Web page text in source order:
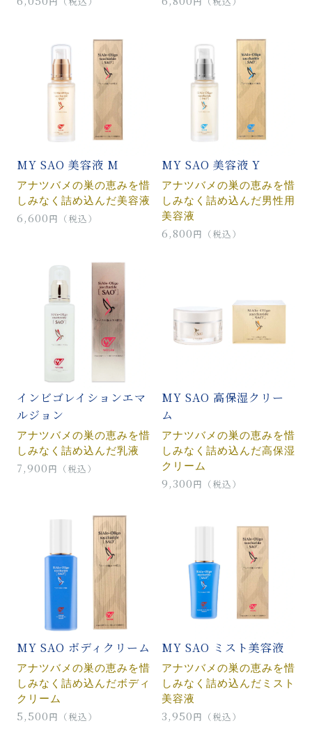
MY SAO 美容液 M
アナツバメの巣の恵みを惜
しみなく詰め込んだ美容液
6,600円（税込）
MY SAO 美容液 Y
アナツバメの巣の恵みを惜
しみなく詰め込んだ男性用
美容液
6,800円（税込）
インビゴレイションエマ
ルジョン
アナツバメの巣の恵みを惜
しみなく詰め込んだ乳液
7,900円（税込）
MY SAO 高保湿クリー
ム
アナツバメの巣の恵みを惜
しみなく詰め込んだ高保湿
クリーム
9,300円（税込）
MY SAO ボディクリーム
アナツバメの巣の恵みを惜
しみなく詰め込んだボディ
クリーム
5,500円（税込）
MY SAO ミスト美容液
アナツバメの巣の恵みを惜
しみなく詰め込んだミスト
美容液
3,950円（税込）